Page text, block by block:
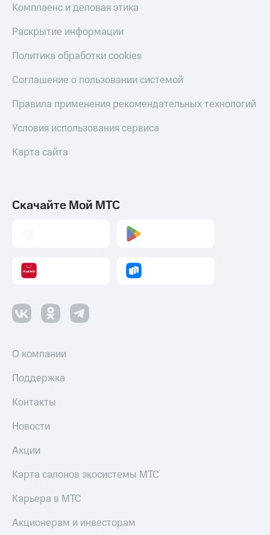
Комплаенс и деловая этика
Раскрытие информации
Политика обработки cookies
Соглашение о пользовании системой
Правила применения рекомендательных технологий
Условия использования сервиса
Карта сайта
Скачайте Мой МТС
О компании
Поддержка
Контакты
Новости
Акции
Карта салонов экосистемы МТС
Карьера в МТС
Акционерам и инвесторам